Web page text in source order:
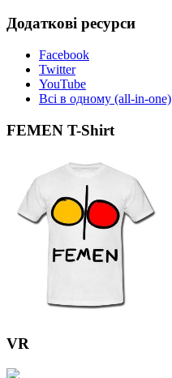
Додаткові ресурси
Facebook
Twitter
YouTube
Всі в одному (all-in-one)
FEMEN T-Shirt
VR